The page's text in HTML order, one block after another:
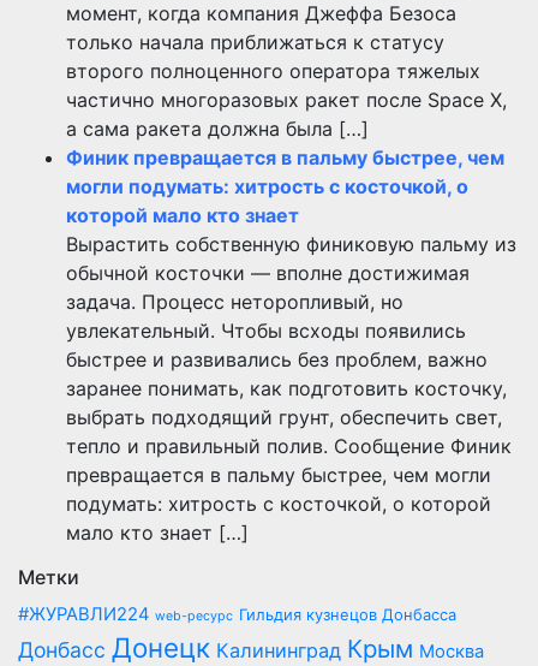
момент, когда компания Джеффа Безоса
только начала приближаться к статусу
второго полноценного оператора тяжелых
частично многоразовых ракет после Space X,
а сама ракета должна была […]
Финик превращается в пальму быстрее, чем
могли подумать: хитрость с косточкой, о
которой мало кто знает
Вырастить собственную финиковую пальму из
обычной косточки — вполне достижимая
задача. Процесс неторопливый, но
увлекательный. Чтобы всходы появились
быстрее и развивались без проблем, важно
заранее понимать, как подготовить косточку,
выбрать подходящий грунт, обеспечить свет,
тепло и правильный полив. Сообщение Финик
превращается в пальму быстрее, чем могли
подумать: хитрость с косточкой, о которой
мало кто знает […]
Метки
#ЖУРАВЛИ224 web-ресурс Гильдия кузнецов Донбасса
Донбасс Донецк Калининград Крым Москва